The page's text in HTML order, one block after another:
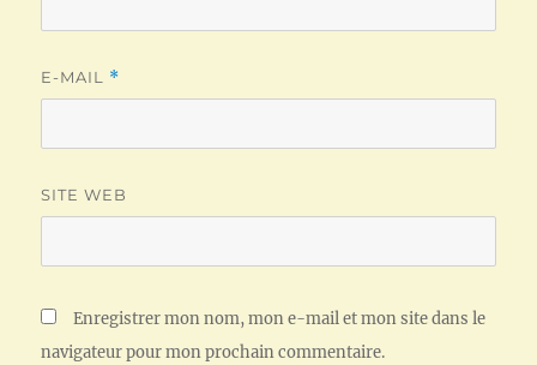
E-MAIL *
SITE WEB
Enregistrer mon nom, mon e-mail et mon site dans le
navigateur pour mon prochain commentaire.